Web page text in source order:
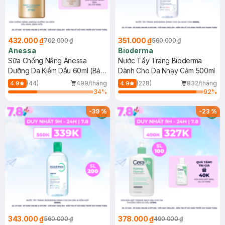
432.000 ₫702.000 ₫
Anessa
Sữa Chống Nắng Anessa
Dưỡng Da Kiềm Dầu 60ml (Bản
Mới)
4.9 (44)
499/tháng
34%
351.000 ₫560.000 ₫
Bioderma
Nước Tẩy Trang Bioderma
Dành Cho Da Nhạy Cảm 500ml
4.9 (228)
832/tháng
92%
-39%
343.000 ₫560.000 ₫
-23%
378.000 ₫490.000 ₫